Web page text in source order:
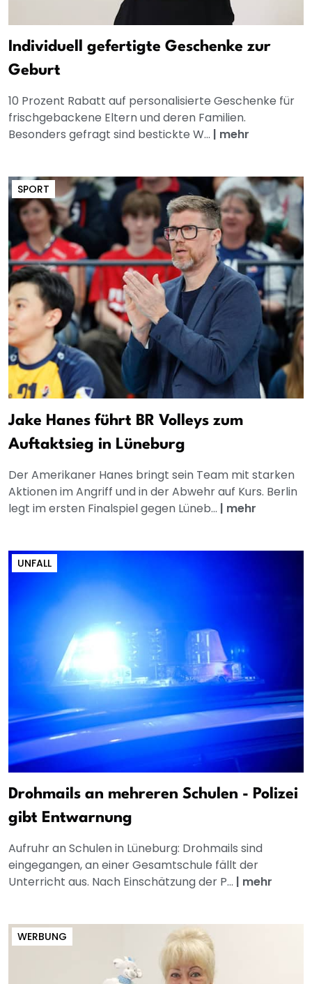
Individuell gefertigte Geschenke zur
Geburt
10 Prozent Rabatt auf personalisierte Geschenke für
frischgebackene Eltern und deren Familien.
Besonders gefragt sind bestickte W... | mehr
SPORT
Jake Hanes führt BR Volleys zum
Auftaktsieg in Lüneburg
Der Amerikaner Hanes bringt sein Team mit starken
Aktionen im Angriff und in der Abwehr auf Kurs. Berlin
legt im ersten Finalspiel gegen Lüneb... | mehr
UNFALL
Drohmails an mehreren Schulen - Polizei
gibt Entwarnung
Aufruhr an Schulen in Lüneburg: Drohmails sind
eingegangen, an einer Gesamtschule fällt der
Unterricht aus. Nach Einschätzung der P... | mehr
WERBUNG